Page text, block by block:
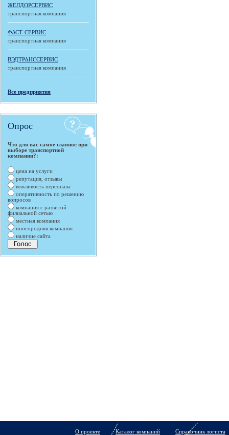
ЖЕЛДОРСЕРВИС
транспортная компания
ФАСТ-СЕРВИС
транспортная компания
ВЭДТРАНССЕРВИС
транспортная компания
Все предприятия
Опрос
Что для вас самое главное при
выборе транспортной
компании?:
цена на услуги
репутация, отзывы
вежливость персонала
оперативность по решению
вопросов
компания с развитой
филиальной сетью
местная компания
иногородняя компания
наличие сайта
О проекте Каталог компаний Справочник логиста